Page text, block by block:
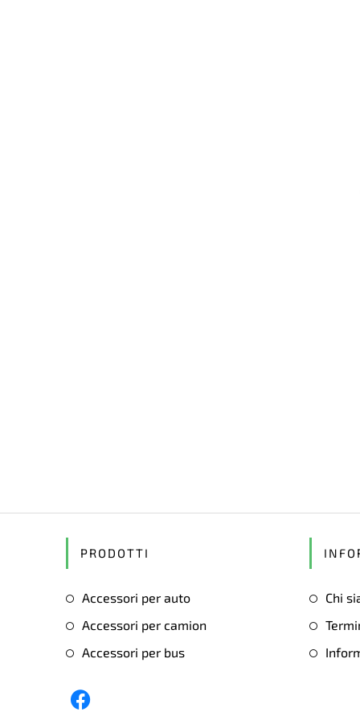
PRODOTTI
Accessori per auto
Accessori per camion
Accessori per bus
Chi